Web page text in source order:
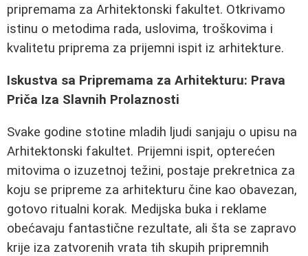
pripremama za Arhitektonski fakultet. Otkrivamo
istinu o metodima rada, uslovima, troškovima i
kvalitetu priprema za prijemni ispit iz arhitekture.
Iskustva sa Pripremama za Arhitekturu: Prava
Priča Iza Slavnih Prolaznosti
Svake godine stotine mladih ljudi sanjaju o upisu na
Arhitektonski fakultet. Prijemni ispit, opterećen
mitovima o izuzetnoj težini, postaje prekretnica za
koju se pripreme za arhitekturu čine kao obavezan,
gotovo ritualni korak. Medijska buka i reklame
obećavaju fantastične rezultate, ali šta se zapravo
krije iza zatvorenih vrata tih skupih pripremnih